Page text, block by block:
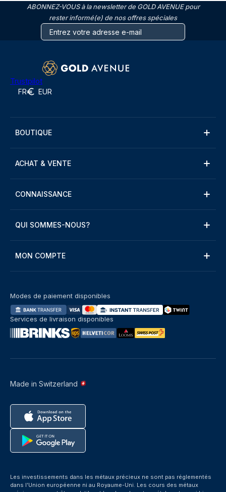
ABONNEZ-VOUS à la newsletter de GOLD AVENUE pour
rester informé(e) de nos offres spéciales
Trustpilot
FR EUR
BOUTIQUE
ACHAT & VENTE
CONNAISSANCE
QUI SOMMES-NOUS?
MON COMPTE
Made in Switzerland
Modes de paiement disponibles
Services de livraison disponibles
Les investissements dans les métaux précieux ne sont pas réglementés
dans l’Union européenne ni au Royaume-Uni. Les cours des métaux